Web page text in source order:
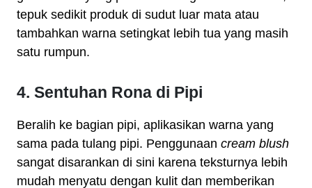
tepuk sedikit produk di sudut luar mata atau
tambahkan warna setingkat lebih tua yang masih
satu rumpun.
4. Sentuhan Rona di Pipi
Beralih ke bagian pipi, aplikasikan warna yang
sama pada tulang pipi. Penggunaan cream blush
sangat disarankan di sini karena teksturnya lebih
mudah menyatu dengan kulit dan memberikan